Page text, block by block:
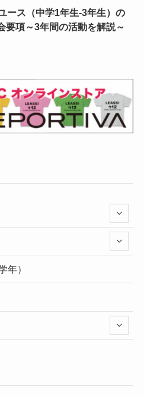
ース（中学1年生-3年生）の
要項～3年間の活動を解説～
年）